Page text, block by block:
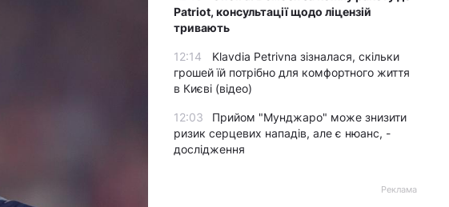
Patriot, консультації щодо ліцензій
тривають
12:14
Klavdia Petrivna зізналася, скільки
грошей їй потрібно для комфортного життя
в Києві (відео)
12:03
Прийом "Мунджаро" може знизити
ризик серцевих нападів, але є нюанс, -
дослідження
Реклама